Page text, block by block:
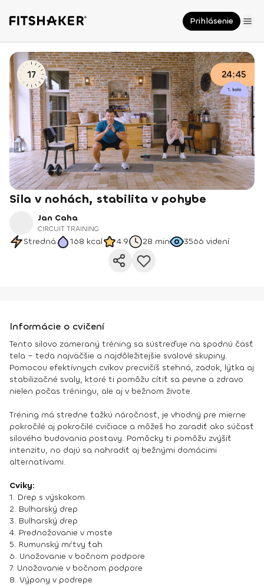
Prihlásenie
Sila v nohách, stabilita v pohybe
Jan Caha
CIRCUIT TRAINING
Stredná 168 kcal 4.9 28 min 3566 videní
Informácie o cvičení
Tento silovo zameraný tréning sa sústreďuje na spodnú časť
tela – teda najväčšie a najdôležitejšie svalové skupiny.
Pomocou efektívnych cvikov precvičíš stehná, zadok, lýtka aj
stabilizačné svaly, ktoré ti pomôžu cítiť sa pevne a zdravo
nielen počas tréningu, ale aj v bežnom živote.
Tréning má stredne ťažkú náročnosť, je vhodný pre mierne
pokročilé aj pokročilé cvičiace a môžeš ho zaradiť ako súčasť
silového budovania postavy. Pomôcky ti pomôžu zvýšiť
intenzitu, no dajú sa nahradiť aj bežnými domácimi
alternatívami.
Cviky:
1. Drep s výskokom
2. Bulharský drep
3. Bulharský drep
4. Prednožovanie v moste
5. Rumunský mŕtvy ťah
6. Unožovanie v bočnom podpore
7. Unožovanie v bočnom podpore
8. Výpony v podrepe